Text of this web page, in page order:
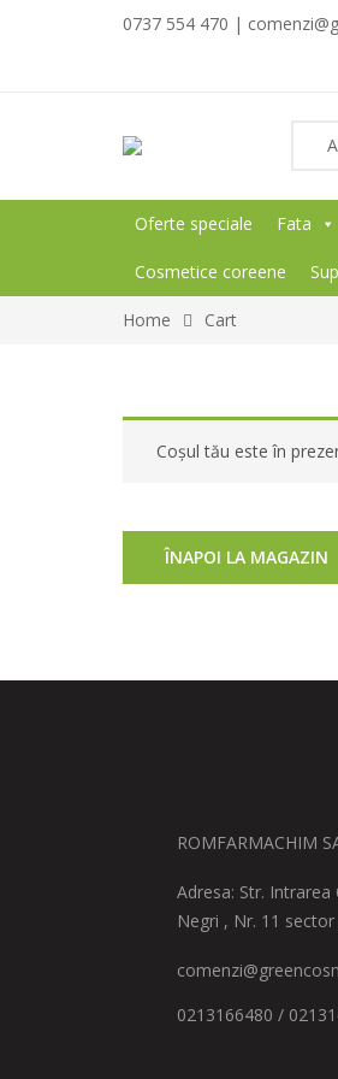
0737 554 470 |
Oferte speciale Fata
Cosmetice coreene
Home Cart
Coșul tău este în
ÎNAPOI LA MAGAZIN
ROMFARMACHIM
Adresa: Str. Intrarea
Negri , Nr. 11
0213166480 /